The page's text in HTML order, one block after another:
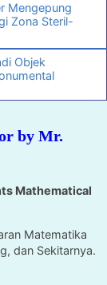
Mengepung
Zona Steril-
Objek
by Mr.
Mathematical
Matematika
dan Sekitarnya.